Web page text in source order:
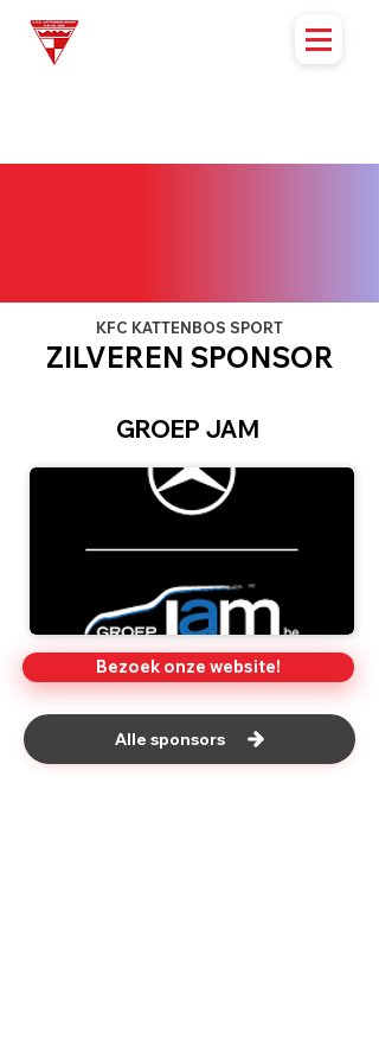
KFC KATTENBOS SPORT
ZILVEREN SPONSOR
GROEP JAM
Bezoek onze website!
Alle sponsors